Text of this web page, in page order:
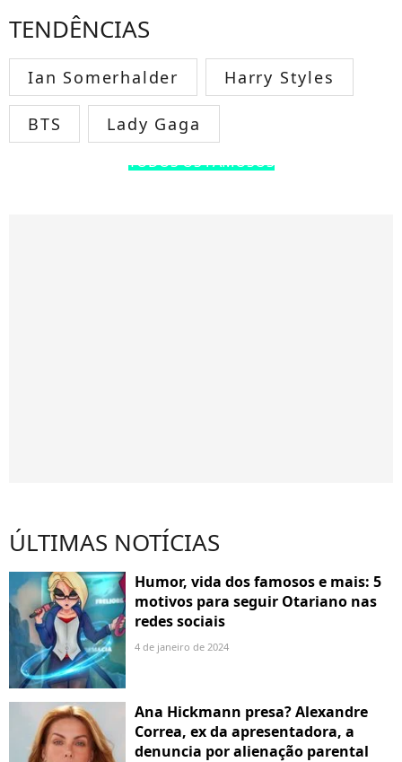
TENDÊNCIAS
Ian Somerhalder Harry Styles
BTS Lady Gaga
TODOS OS FAMOSOS
ÚLTIMAS NOTÍCIAS
Humor, vida dos famosos e mais: 5
motivos para seguir Otariano nas
redes sociais
4 de janeiro de 2024
Ana Hickmann presa? Alexandre
Correa, ex da apresentadora, a
denuncia por alienação parental